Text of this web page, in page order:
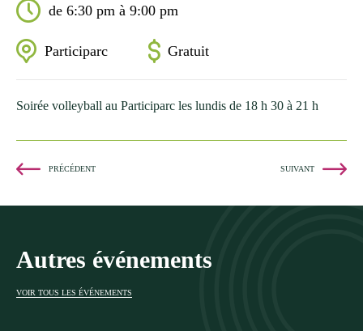
de 6:30 pm à 9:00 pm
Participarc Gratuit
Soirée volleyball au Participarc les lundis de 18 h 30 à 21 h
PRÉCÉDENT SUIVANT
Autres événements
VOIR TOUS LES ÉVÉNEMENTS